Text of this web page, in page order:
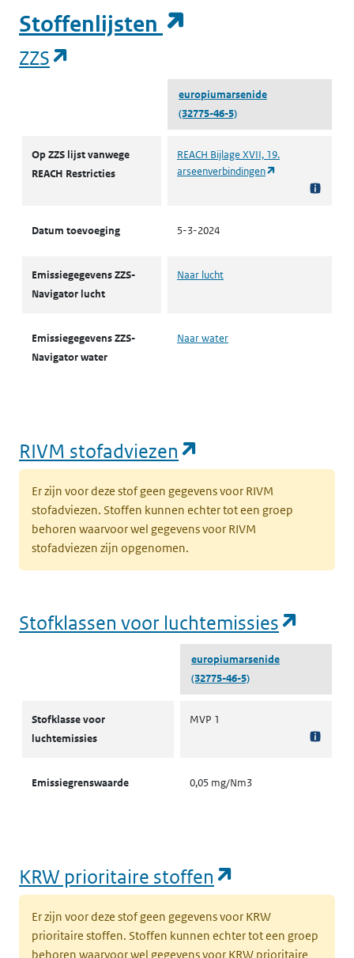
Stoffenlijsten
ZZS
europiumarsenide
(32775-46-5)
Op ZZS lijst vanwege
REACH Restricties
REACH Bijlage XVII, 19.
arseenverbindingen
Datum toevoeging 5-3-2024
Emissiegegevens ZZS-
Navigator lucht
Naar lucht
Emissiegegevens ZZS-
Navigator water
Naar water
RIVM stofadviezen
Er zijn voor deze stof geen gegevens voor RIVM
stofadviezen. Stoffen kunnen echter tot een groep
behoren waarvoor wel gegevens voor RIVM
stofadviezen zijn opgenomen.
Stofklassen voor luchtemissies
europiumarsenide
(32775-46-5)
Stofklasse voor
luchtemissies
MVP 1
Emissiegrenswaarde 0,05 mg/Nm3
KRW prioritaire stoffen
Er zijn voor deze stof geen gegevens voor KRW
prioritaire stoffen. Stoffen kunnen echter tot een groep
behoren waarvoor wel gegevens voor KRW prioritaire